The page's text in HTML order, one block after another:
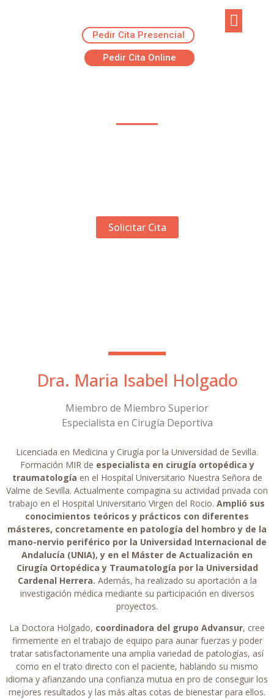
Pedir Cita Presencial
Pedir Cita Online
Solicitar Cita
Dra. Maria Isabel Holgado​
Miembro de Miembro Superior
Especialista en Cirugía Deportiva
Licenciada en Medicina y Cirugía por la Universidad de Sevilla.
Formación MIR de especialista en cirugía ortopédica y
traumatología en el Hospital Universitario Nuestra Señora de
Valme de Sevilla. Actualmente compagina su actividad privada con
trabajo en el Hospital Universitario Virgen del Rocio. Amplió sus
conocimientos teóricos y prácticos con diferentes
másteres, concretamente en patología del hombro y de la
mano-nervio periférico por la Universidad Internacional de
Andalucía (UNIA), y en el Máster de Actualización en
Cirugía Ortopédica y Traumatología por la Universidad
Cardenal Herrera. Además, ha realizado su aportación a la
investigación médica mediante su participación en diversos
proyectos.
La Doctora Holgado, coordinadora del grupo Advansur, cree
firmemente en el trabajo de equipo para aunar fuerzas y poder
tratar satisfactoriamente una amplia variedad de patologías, así
como en el trato directo con el paciente, hablando su mismo
idioma y afianzando una confianza mutua en pro de conseguir los
mejores resultados y las más altas cotas de bienestar para ellos.